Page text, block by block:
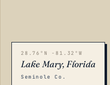
28.76°N -81.32°W
Lake Mary, Florida
Seminole Co.